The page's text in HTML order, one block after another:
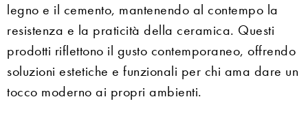
legno e il cemento, mantenendo al contempo la
resistenza e la praticità della ceramica. Questi
prodotti riflettono il gusto contemporaneo, offrendo
soluzioni estetiche e funzionali per chi ama dare un
tocco moderno ai propri ambienti.